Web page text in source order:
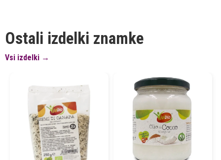
Ostali izdelki znamke
Vsi izdelki →